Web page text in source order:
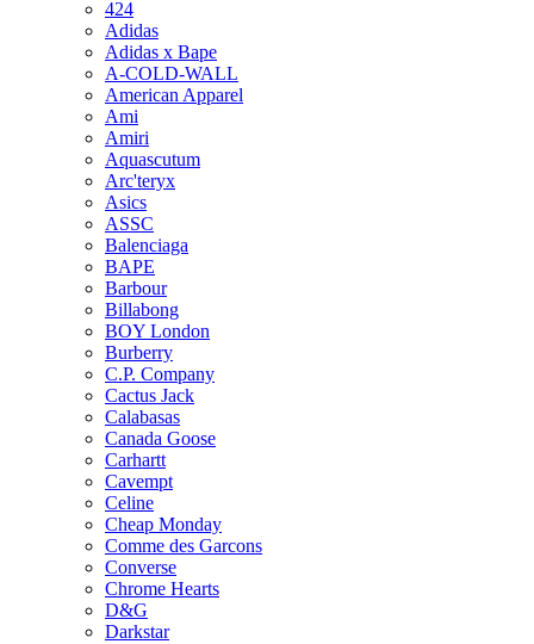
424
Adidas
Adidas x Bape
A-COLD-WALL
American Apparel
Ami
Amiri
Aquascutum
Arc'teryx
Asics
ASSC
Balenciaga
BAPE
Barbour
Billabong
BOY London
Burberry
C.P. Company
Cactus Jack
Calabasas
Canada Goose
Carhartt
Cavempt
Celine
Cheap Monday
Comme des Garcons
Converse
Chrome Hearts
D&G
Darkstar